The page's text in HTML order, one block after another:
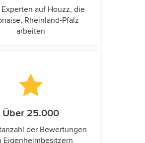
Experten auf Houzz, die
Rheinland-Pfalz
arbeiten
Über 25.000
der Bewertungen
Eigenheimbesitzern